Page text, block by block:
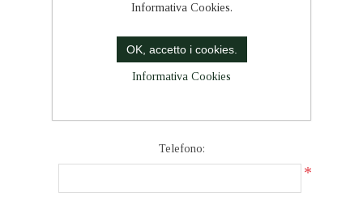
Telefono:
*
Informativa Cookies.
OK, accetto i cookies.
Informativa Cookies